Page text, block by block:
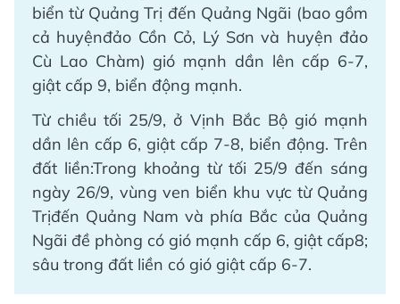
biển từ Quảng Trị đến Quảng Ngãi (bao gồm
cả huyệnđảo Cồn Cỏ, Lý Sơn và huyện đảo
Cù Lao Chàm) gió mạnh dần lên cấp 6-7,
giật cấp 9, biển động mạnh.
Từ chiều tối 25/9, ở Vịnh Bắc Bộ gió mạnh
dần lên cấp 6, giật cấp 7-8, biển động. Trên
đất liền:Trong khoảng từ tối 25/9 đến sáng
ngày 26/9, vùng ven biển khu vực từ Quảng
Trịđến Quảng Nam và phía Bắc của Quảng
Ngãi đề phòng có gió mạnh cấp 6, giật cấp8;
sâu trong đất liền có gió giật cấp 6-7.